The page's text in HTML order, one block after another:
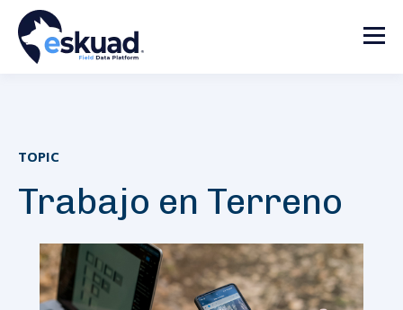
TOPIC
Trabajo en Terreno